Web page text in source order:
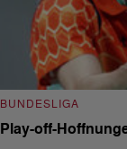
BUNDESLIGA
Play-off-